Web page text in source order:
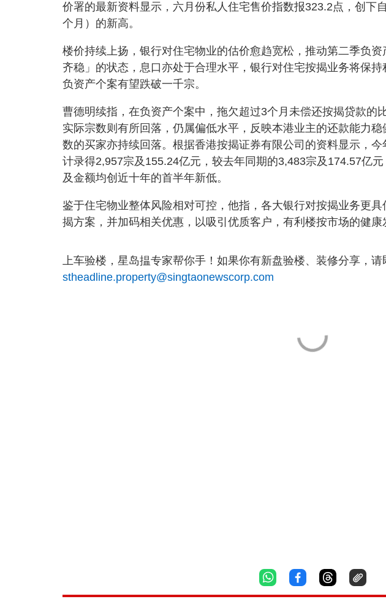
价署的最新资料显示，六月份私人住宅售价指数报323.2点，创下
个月）的新高。
楼价持续上扬，银行对住宅物业的估价愈趋宽松，推动第二季负
齐稳」的状态，息口亦处于合理水平，银行对住宅按揭业务将保持
负资产个案有望跌破一千宗。
曹德明续指，在负资产个案中，拖欠超过3个月未偿还按揭贷款的
实际宗数则有所回落，仍属偏低水平，反映本港业主的还款能力
数的买家亦持续回落。根据香港按揭证券有限公司的资料显示，
计录得2,957宗及155.24亿元，较去年同期的3,483宗及174.57亿
及金额均创近十年的首半年新低。
鉴于住宅物业整体风险相对可控，他指，各大银行对按揭业务更
揭方案，并加码相关优惠，以吸引优质客户，有利楼按市场的健康
上车验楼，星岛揾专家帮你手！如果你有新盘验楼、装修分享，请
stheadline.property@singtaonewscorp.com